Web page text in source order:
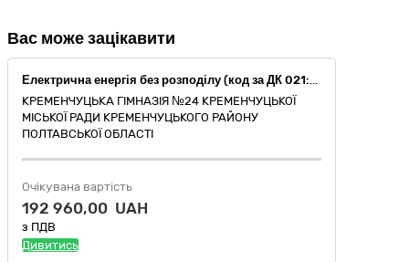
Вас може зацікавити
Електрична енергія без розподілу (код за ДК 021:2015 09310000-5 - Електрична енергія)
КРЕМЕНЧУЦЬКА ГІМНАЗІЯ №24 КРЕМЕНЧУЦЬКОЇ
МІСЬКОЇ РАДИ КРЕМЕНЧУЦЬКОГО РАЙОНУ
ПОЛТАВСЬКОЇ ОБЛАСТІ
Очікувана вартість
192 960,00 UAH
з ПДВ
Дивитись